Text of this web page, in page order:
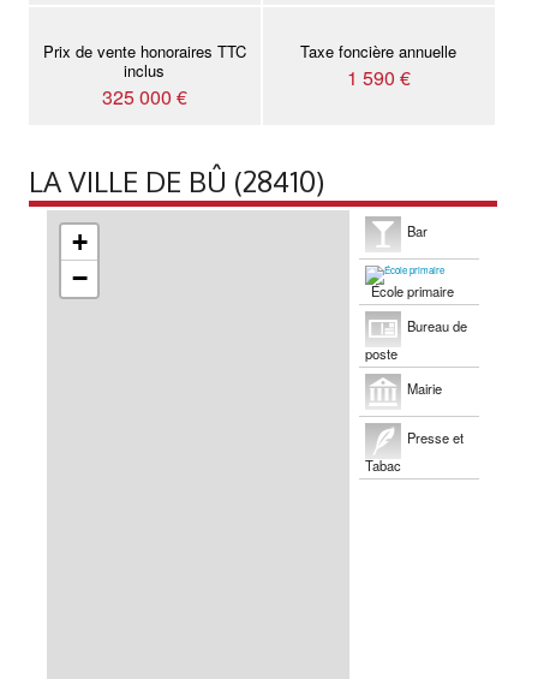
Prix de vente honoraires TTC
inclus
325 000 €
Taxe foncière annuelle
1 590 €
LA VILLE DE BÛ (28410)
+
−
Bar
École primaire
Bureau de
poste
Mairie
Presse et
Tabac